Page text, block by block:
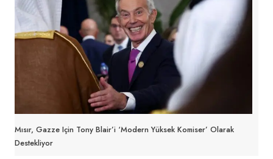
Mısır, Gazze Için Tony Blair’i ‘modern Yüksek Komiser’ Olarak
Destekliyor